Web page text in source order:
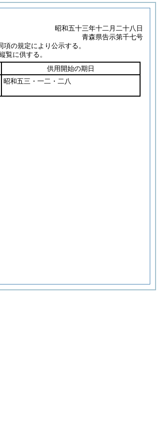
昭和五十三年十二月二十八日
青森県告示第千七号
の規定により公示する。
覧に供する。
供用開始の期日
昭和五三・一二・二八